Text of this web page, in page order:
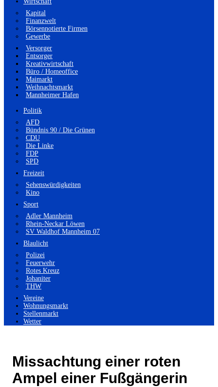
Kapital
Finanzwelt
Börsennotierte Firmen
Gewerbe
Versorger
Entsorger
Kreativwirtschaft
Büro / Homeoffice
Maimarkt
Weihnachtsmarkt
Mannheimer Hafen
Politik
AFD
Bündnis 90 / Die Grünen
CDU
Die Linke
FDP
SPD
Freizeit
Sehenswürdigkeiten
Kino
Sport
Adler Mannheim
Rhein-Neckar Löwen
SV Waldhof Mannheim 07
Blaulicht
Polizei
Feuerwehr
Rotes Kreuz
Johaniter
THW
Vereine
Wohnungsmarkt
Stellenmarkt
Wetter
Missachtung einer roten
Ampel einer Fußgängerin